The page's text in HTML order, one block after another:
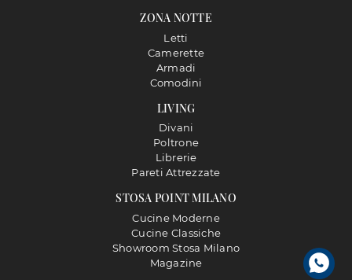
STOSA POINT MILANO
Cucine Moderne
Cucine Classiche
Showroom Stosa Milano
Magazine
LIVING
Divani
Poltrone
Librerie
Pareti Attrezzate
ZONA NOTTE
Letti
Camerette
Armadi
Comodini